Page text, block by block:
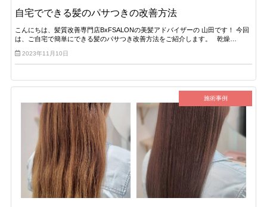
自宅でできる髪のパサつきの改善方法
こんにちは、髪質改善専門店BxFSALONの美髪アドバイザーの 山田です！ 今回
は、ご自宅で簡単にできる髪のパサつき改善方法をご紹介します。 乾燥…
2023年11月10日
施術事例